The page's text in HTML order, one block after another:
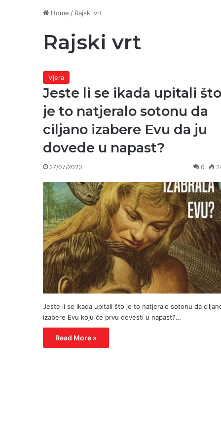
Home / Rajski vrt
Rajski vrt
Vjera
Jeste li se ikada upitali što
je to natjeralo sotonu da
ciljano izabere Evu da ju
dovede u napast?
27/07/2023 0
Jeste li se ikada upitali što je to natjeralo sotonu da
izabere Evu koju će prvu dovesti u napast?…
Read More »